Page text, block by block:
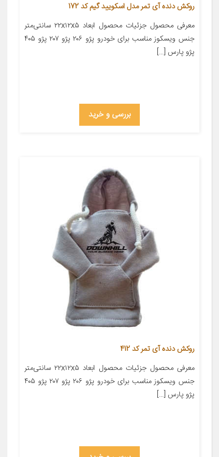
روکش دنده آی تمر مدل اسکویید گیم کد 172
معرفی محصول جزئیات محصول ابعاد ۲۲x۱۲x۵ سانتی‌متر
جنس ویسکوز مناسب برای خودرو پژو ۲۰۶ پژو ۲۰۷ پژو ۴۰۵
پژو پارس […]
بررسی و خرید
روکش دنده آی تمر کد 412
معرفی محصول جزئیات محصول ابعاد ۲۲x۱۲x۵ سانتی‌متر
جنس ویسکوز مناسب برای خودرو پژو ۲۰۶ پژو ۲۰۷ پژو ۴۰۵
پژو پارس […]